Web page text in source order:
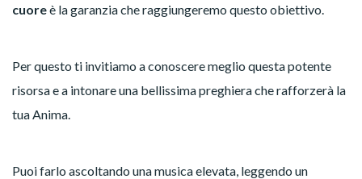
cuoreè la garanzia che raggiungeremo questo obiettivo.
Per questo ti invitiamo a conoscere meglio questa potente
risorsa e a intonare una bellissima preghiera che rafforzerà la
tua Anima.
Puoi farlo ascoltando una musica elevata, leggendo un